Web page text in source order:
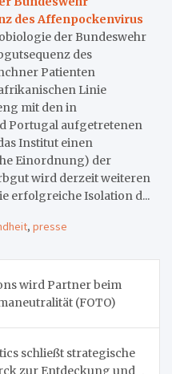
des Affenpockenvirus
der Bundeswehr
des
Patienten
Linie
mit den in
Portugal aufgetretenen
Institut einen
Einordnung) der
wird derzeit weiteren
erfolgreiche Isolation d...
, presse
wird Partner beim
(FOTO)
schließt strategische
zur Entdeckung und